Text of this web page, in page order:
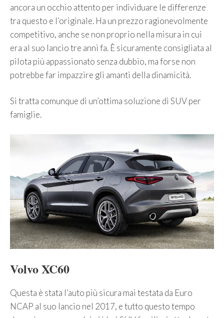
ancora un occhio attento per individuare le differenze
tra questo e l’originale. Ha un prezzo ragionevolmente
competitivo, anche se non proprio nella misura in cui
era al suo lancio tre anni fa. È sicuramente consigliata al
pilota più appassionato senza dubbio, ma forse non
potrebbe far impazzire gli amanti della dinamicità.
Si tratta comunque di un’ottima soluzione di SUV per
famiglie.
Volvo XC60
Questa è stata l’auto più sicura mai testata da Euro
NCAP al suo lancio nel 2017, e tutto questo tempo